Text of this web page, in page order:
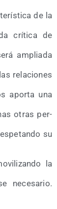
de la
crí­ti­ca de
amplia­da
rela­cio­nes
apor­ta una
otras per­
su
la
nece­sa­rio.